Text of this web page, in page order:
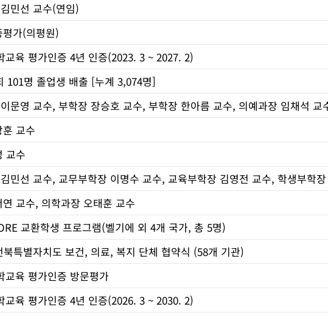
민선 교수(연임)
가(의평원)
교육 평가인증 4년 인증(2023. 3 ~ 2027. 2)
101명 졸업생 배출 [누계 3,074명]
문영 교수, 부학장 장승호 교수, 부학장 한아름 교수, 의예과장 임채석 교
교수
교수
민선 교수, 교무부학장 이명수 교수, 교육부학장 김영전 교수, 학생부학
교수, 의학과장 오태훈 교수
교환학생 프로그램(벨기에 외 4개 국가, 총 5명)
특별자치도 보건, 의료, 복지 단체 협약식 (58개 기관)
교육 평가인증 방문평가
교육 평가인증 4년 인증(2026. 3 ~ 2030. 2)